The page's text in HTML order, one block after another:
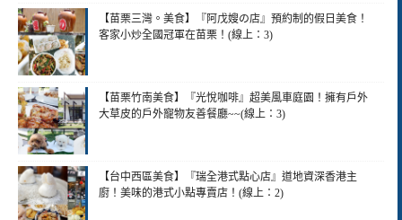
【苗栗三灣。美食】『阿戊嫂の店』預約制的假日美食！
客家小炒全國冠軍在苗栗！(線上：3)
【苗栗竹南美食】『光悅咖啡』超美風車庭園！擁有戶外
大草皮的戶外寵物友善餐廳~~(線上：3)
【台中西區美食】『瑞全港式點心店』道地資深香港主
廚！美味的港式小點專賣店！(線上：2)